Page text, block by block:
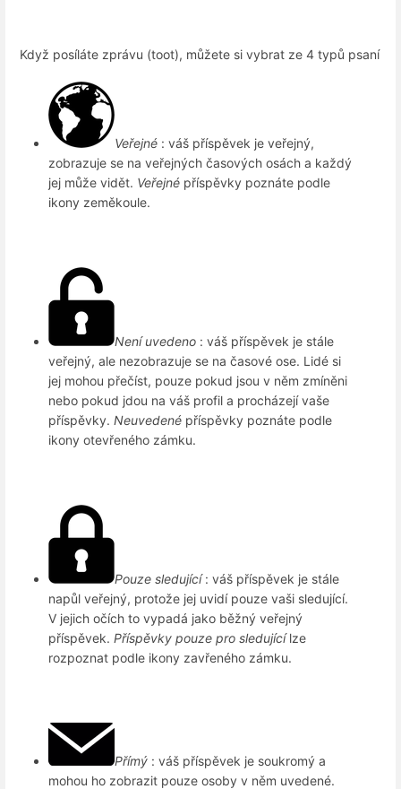
Když posíláte zprávu (toot), můžete si vybrat ze 4 typů psaní
Veřejné : váš příspěvek je veřejný,
zobrazuje se na veřejných časových osách a každý
jej může vidět. Veřejné příspěvky poznáte podle
ikony zeměkoule.
Není uvedeno : váš příspěvek je stále
veřejný, ale nezobrazuje se na časové ose. Lidé si
jej mohou přečíst, pouze pokud jsou v něm zmíněni
nebo pokud jdou na váš profil a procházejí vaše
příspěvky. Neuvedené příspěvky poznáte podle
ikony otevřeného zámku.
Pouze sledující: váš příspěvek je stále
napůl veřejný, protože jej uvidí pouze vaši sledující.
V jejich očích to vypadá jako běžný veřejný
příspěvek. Příspěvky pouze pro sledujícílze
rozpoznat podle ikony zavřeného zámku.
Přímý : váš příspěvek je soukromý a
mohou ho zobrazit pouze osoby v něm uvedené.